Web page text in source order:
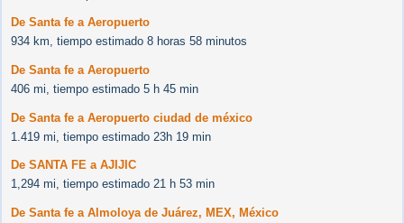
De Santa fe a Aeropuerto
934 km, tiempo estimado 8 horas 58 minutos
De Santa fe a Aeropuerto
406 mi, tiempo estimado 5 h 45 min
De Santa fe a Aeropuerto ciudad de méxico
1.419 mi, tiempo estimado 23h 19 min
De SANTA FE a AJIJIC
1,294 mi, tiempo estimado 21 h 53 min
De Santa fe a Almoloya de Juárez, MEX, México